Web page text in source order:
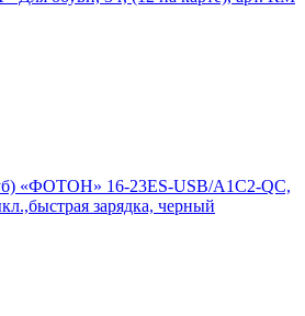
«ФОТОН» 16-23ES-USB/A1C2-QC,
зарядка, черный